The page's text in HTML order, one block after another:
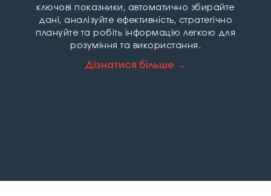
ключові показники, автоматично збирайте
дані, аналізуйте ефективність, стратегічно
плануйте та робіть інформацію легкою для
розуміння та використання.
Дізнатися більше →